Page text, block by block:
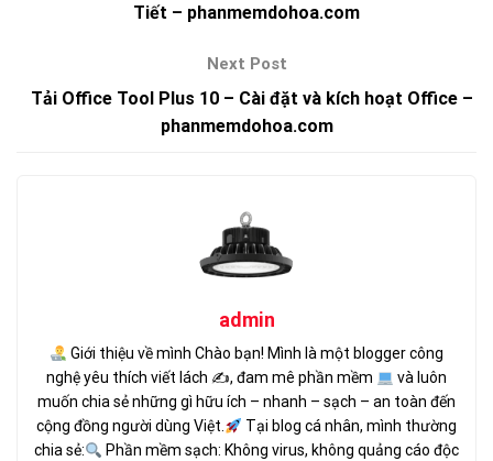
Tiết – phanmemdohoa.com
Tải Office Tool Plus 10 – Cài đặt và kích hoạt Office –
phanmemdohoa.com
admin
Giới thiệu về mình Chào bạn! Mình là một blogger công
nghệ yêu thích viết lách ✍, đam mê phần mềm
và luôn
muốn chia sẻ những gì hữu ích – nhanh – sạch – an toàn đến
cộng đồng người dùng Việt.
Tại blog cá nhân, mình thường
chia sẻ:
Phần mềm sạch: Không virus, không quảng cáo độc